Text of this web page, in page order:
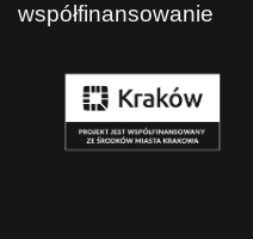
współfinansowanie